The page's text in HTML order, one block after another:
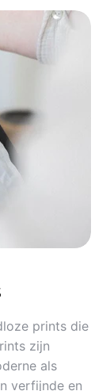
prints die
zijn
als
verfijnde en